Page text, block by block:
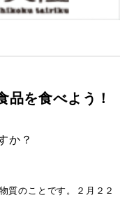
品を食べよう！
か？
質のことです。２月２２